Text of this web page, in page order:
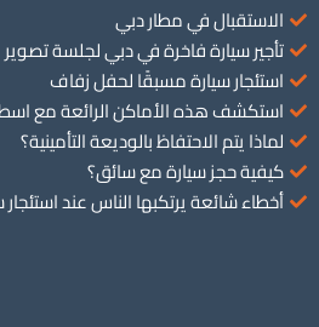
الاستقبال في مطار دبي
تأجير سيارة فاخرة في دبي لجلسة تصوير
استئجار سيارة مسبقًا لحفل زفاف
استكشف هذه الأماكن الرائعة مع
لماذا يتم الاحتفاظ بالوديعة التأمينية؟
كيفية حجز سيارة مع سائق؟
أخطاء شائعة يرتكبها الناس عند